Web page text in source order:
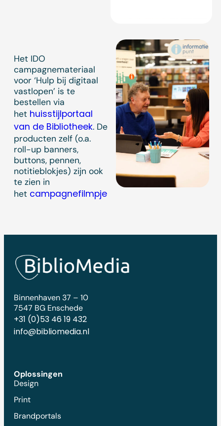
Het IDO
campagnemateriaal
voor ‘Hulp bij digitaal
vastlopen’ is te
bestellen via
het huisstijlportaal
van de Bibliotheek. De
producten zelf (o.a.
roll-up banners,
buttons, pennen,
notitieblokjes) zijn ook
te zien in
het campagnefilmpje
Binnenhaven 37 – 10
7547 BG Enschede
+31 (0)53 46 19 432
info@bibliomedia.nl
Oplossingen
Design
Print
Brandportals